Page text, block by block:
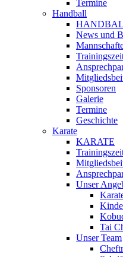
Termine
Handball
News und
Sponsoren
Galerie
Termine
Geschichte
Karate
KARATE
Unser
Tai
Unser Team